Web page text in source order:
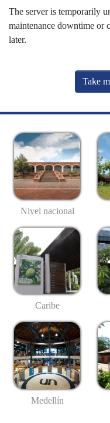
The server is temporarily
maintenance downtime or
later.
Take
Nivel nacional
Caribe
Medellín